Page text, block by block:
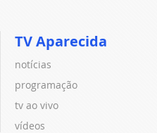
TV Aparecida
notícias
programação
tv ao vivo
vídeos